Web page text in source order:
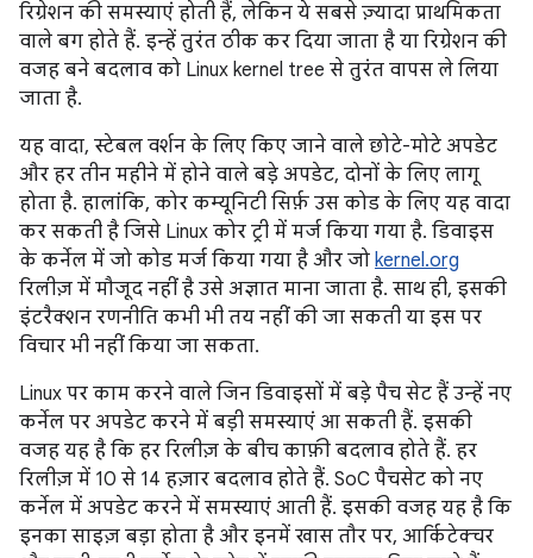
रिग्रेशन की समस्याएं होती हैं, लेकिन ये सबसे ज़्यादा प्राथमिकता
वाले बग होते हैं. इन्हें तुरंत ठीक कर दिया जाता है या रिग्रेशन की
वजह बने बदलाव को Linux kernel tree से तुरंत वापस ले लिया
जाता है.
यह वादा, स्टेबल वर्शन के लिए किए जाने वाले छोटे-मोटे अपडेट
और हर तीन महीने में होने वाले बड़े अपडेट, दोनों के लिए लागू
होता है. हालांकि, कोर कम्यूनिटी सिर्फ़ उस कोड के लिए यह वादा
कर सकती है जिसे Linux कोर ट्री में मर्ज किया गया है. डिवाइस
के कर्नेल में जो कोड मर्ज किया गया है और जो kernel.org
रिलीज़ में मौजूद नहीं है उसे अज्ञात माना जाता है. साथ ही, इसकी
इंटरैक्शन रणनीति कभी भी तय नहीं की जा सकती या इस पर
विचार भी नहीं किया जा सकता.
Linux पर काम करने वाले जिन डिवाइसों में बड़े पैच सेट हैं उन्हें नए
कर्नेल पर अपडेट करने में बड़ी समस्याएं आ सकती हैं. इसकी
वजह यह है कि हर रिलीज़ के बीच काफ़ी बदलाव होते हैं. हर
रिलीज़ में 10 से 14 हज़ार बदलाव होते हैं. SoC पैचसेट को नए
कर्नेल में अपडेट करने में समस्याएं आती हैं. इसकी वजह यह है कि
इनका साइज़ बड़ा होता है और इनमें खास तौर पर, आर्किटेक्चर